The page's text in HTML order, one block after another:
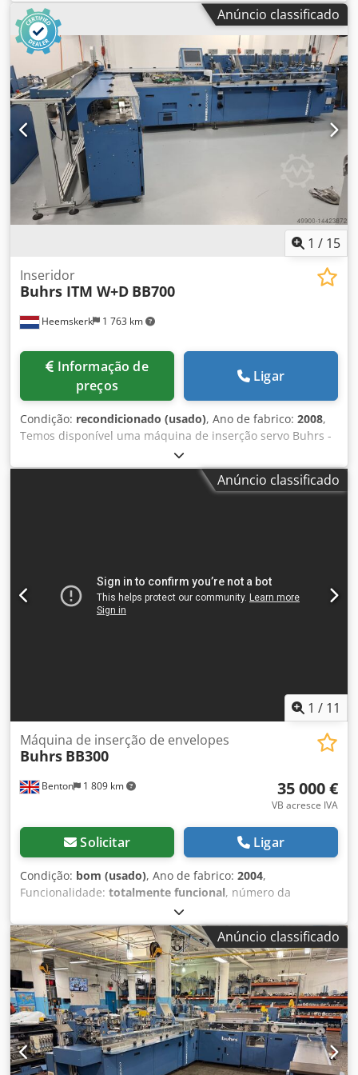
equipada com o software BSC 3.0. O BSC 3.0 é a mais
recente plataforma de software do fabricante W+D. A
máquina está pronta para demonstração! Possibilidade de
outros alimentadores e câmaras opcionais! Ano de
construção: 2008 Configuração: - 6 estações base - 4x
alimentador rotativo RF2 - 1x alimentador de fricção a
vácuo - Compartimento de descarga - Autoloader Estação
de transferência - Transportador de descarga Opcional: -
Outros alimentadores Formatos de envelope: - min. 105 ×
162 mm C6/DL - máx. 250 × 353 mm B4 Formatos de
produto: - min. 80 × 105 mm A6 Dkedpfxeq Eg Hnj Afwor -
máx. 229 × 324 mm C4 Espessura do produto: - 3 mm para
alimentador rotativo - 15 mm para alimentador de
vácuo/fricção - 80 g/m² 14.000 ciclos por hora
Anúncio classificado
1 / 15
Heemskerk 1 763 km
Inseridor
Buhrs ITM W+D BB700
preços
Ligar
Condição: recondicionado (usado), Ano de fabrico: 2008,
Temos disponível uma máquina de inserção servo Buhrs -
W+D BB700 14K. A máquina está em bom estado e está
equipada com o software BSC 3.0. O BSC 3.0 é a mais
recente plataforma de software do fabricante W+D. A
de transferência - Transportador de descarga Opcional: -
Outros alimentadores Formatos de envelope: - min. 105 ×
162 mm C6/DL - máx. 250 × 353 mm B4 Formatos de
Anúncio classificado
1 / 11
Benton 1 809 km
Máquina de inserção de envelopes
Buhrs BB300
35 000 €
VB acresce IVA
Solicitar Ligar
Condição: bom (usado), Ano de fabrico: 2004,
Funcionalidade: totalmente funcional, número da
, 2004 Buhrs BB300
Encartuchadora de Envelopes (com módulo frontal
Intelmail VAF) Nr. de série: 200145 Modelo de 8 estações
atualmente operando com 6 alimentadores rotativos AT25
e um MTS Sure-feed SE1200 PS/PC na posição dos dois
últimos depósitos. Inclui alimentador rotativo AT25
sobressalente e alimentador de vaivém AS25. Módulo
frontal Intelmail VAF totalmente integrado pela Intelmail
na entrega, em 2004. Especificações Buhrs: Formato de
envelope: Envelopes padrão com janela, mínimo C6 - 114 x
Anúncio classificado